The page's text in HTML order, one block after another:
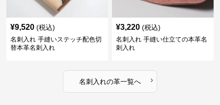
¥9,520 (税込)
名刺入れ 手縫いステッチ配色切
替本革名刺入れ
¥3,220 (税込)
名刺入れ 手縫い仕立ての本革名
刺入れ
名刺入れの革一覧へ ›